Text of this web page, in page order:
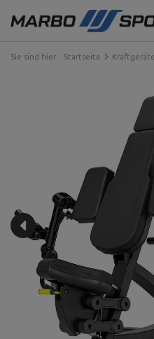
Sie sind hier: Startseite Kraftgeräte